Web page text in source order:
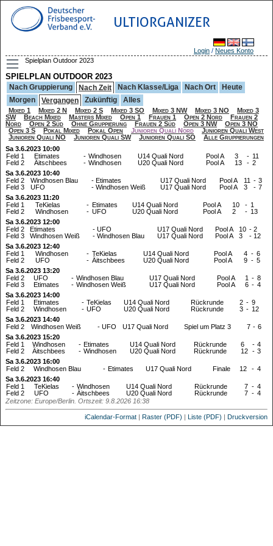
ULTIORGANIZER
Login / Neues Konto
Spielplan Outdoor 2023
SPIELPLAN OUTDOOR 2023
Nach Gruppierung Nach Zeit Nach Klasse/Liga Nach Ort
Heute
Morgen
Vergangen Zukünftig Alles
Mixed 1 Mixed 2 N Mixed 2 S Mixed 3 SO Mixed 3 NW Mixed 3 NO
Mixed 3
SW
Beach Mixed Masters Mixed Open 1 Frauen 1 Open 2 Nord
Frauen 2
Nord
Open 2 Süd Ohne Gruppierung Frauen 2 Süd Open 3 NW
Open 3 NO
Open 3 S
Pokal Mixed Pokal Open Junioren Quali Nord
Junioren Quali West
Junioren Quali NO
Junioren Quali SW Junioren Quali SO
Alle Gruppierungen
Sa 3.6.2023 10:00
Feld 1
Etimates - Windhosen U14 Quali Nord Pool A 3 - 11
Feld 2
Äitschbees - Windhosen U20 Quali Nord Pool A 13 - 2
Sa 3.6.2023 10:40
Feld 2
Windhosen Blau - Etimates U17 Quali Nord Pool A 11 - 3
Feld 3
UFO - Windhosen Weiß U17 Quali Nord Pool A 3 - 7
Sa 3.6.2023 11:20
Feld 1
TeKielas - Etimates U14 Quali Nord Pool A 10 - 1
Feld 2
Windhosen - UFO U20 Quali Nord Pool A 2 - 13
Sa 3.6.2023 12:00
Feld 2
Etimates - UFO U17 Quali Nord Pool A 10 - 2
Feld 3
Windhosen Weiß - Windhosen Blau U17 Quali Nord Pool A 3 - 12
Sa 3.6.2023 12:40
Feld 1
Windhosen - TeKielas U14 Quali Nord Pool A 4 - 6
Feld 2
UFO - Äitschbees U20 Quali Nord Pool A 9 - 5
Sa 3.6.2023 13:20
Feld 2
UFO - Windhosen Blau U17 Quali Nord Pool A 1 - 8
Feld 3
Etimates - Windhosen Weiß U17 Quali Nord Pool A 6 - 4
Sa 3.6.2023 14:00
Feld 1
Etimates - TeKielas U14 Quali Nord Rückrunde 2 - 9
Feld 2
Windhosen - UFO U20 Quali Nord Rückrunde 3 - 12
Sa 3.6.2023 14:40
Feld 2
Windhosen Weiß - UFO U17 Quali Nord Spiel um Platz 3 7 - 6
Sa 3.6.2023 15:20
Feld 1
Windhosen - Etimates U14 Quali Nord Rückrunde 6 - 4
Feld 2
Äitschbees - Windhosen U20 Quali Nord Rückrunde 12 - 3
Sa 3.6.2023 16:00
Feld 2
Windhosen Blau - Etimates U17 Quali Nord Finale 12 - 4
Sa 3.6.2023 16:40
Feld 1
TeKielas - Windhosen U14 Quali Nord Rückrunde 7 - 4
Feld 2
UFO - Äitschbees U20 Quali Nord Rückrunde 7 - 4
Zeitzone: Europe/Berlin. Ortszeit: 9.8.2026 16:38
iCalendar-Format | Raster (PDF) | Liste (PDF) | Druckversion